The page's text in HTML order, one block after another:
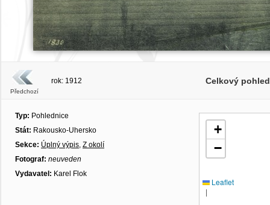
Předchozí
rok: 1912 Celkový
Typ: Pohlednice
Stát: Rakousko-Uhersko
Sekce: Úplný výpis, Z okolí
Fotograf: neuveden
Vydavatel: Karel Flok
+
−
Leaflet
|